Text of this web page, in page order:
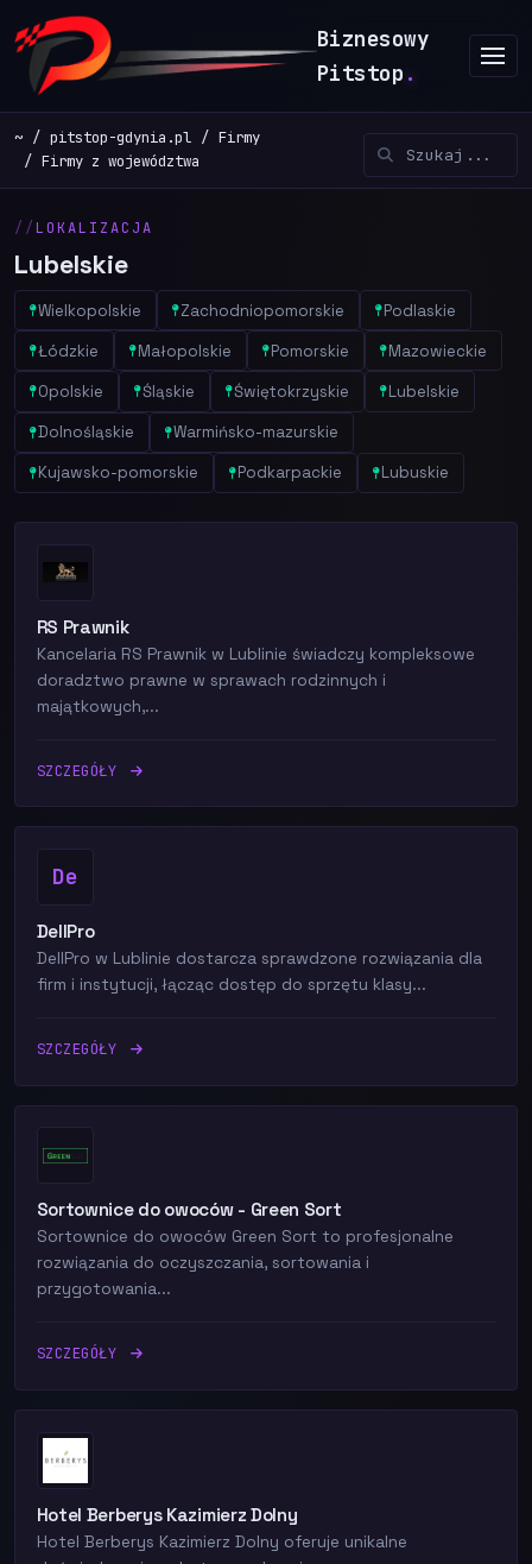
Biznesowy
Pitstop .
~ pitstop-gdynia.pl
Firmy
Firmy z województwa
LOKALIZACJA
Lubelskie
Wielkopolskie Zachodniopomorskie Podlaskie
Łódzkie Małopolskie Pomorskie Mazowieckie
Opolskie Śląskie Świętokrzyskie Lubelskie
Dolnośląskie Warmińsko-mazurskie
Kujawsko-pomorskie Podkarpackie Lubuskie
RS Prawnik
Kancelaria RS Prawnik w Lublinie świadczy kompleksowe
doradztwo prawne w sprawach rodzinnych i
majątkowych,...
SZCZEGÓŁY
De
DellPro
DellPro w Lublinie dostarcza sprawdzone rozwiązania dla
firm i instytucji, łącząc dostęp do sprzętu klasy...
SZCZEGÓŁY
Sortownice do owoców - Green Sort
Sortownice do owoców Green Sort to profesjonalne
rozwiązania do oczyszczania, sortowania i
przygotowania...
SZCZEGÓŁY
Hotel Berberys Kazimierz Dolny
Hotel Berberys Kazimierz Dolny oferuje unikalne